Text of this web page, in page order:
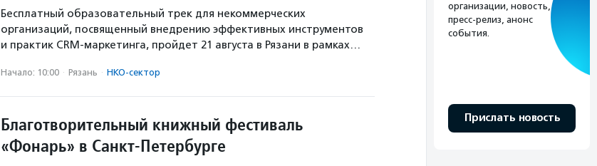
Бесплатный образовательный трек для некоммерческих
организаций, посвященный внедрению эффективных инструментов
и практик CRM-маркетинга, пройдет 21 августа в Рязани в рамках…
Начало: 10:00 · Рязань · НКО-сектор
Благотворительный книжный фестиваль
«Фонарь» в Санкт-Петербурге
организации, новость,
пресс-релиз, анонс
события.
Прислать новость